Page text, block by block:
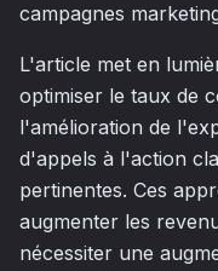
campagnes
L'article met en
optimiser le taux de
l'amélioration de
d'appels à l'action
pertinentes. Ces
augmenter les
nécessiter une